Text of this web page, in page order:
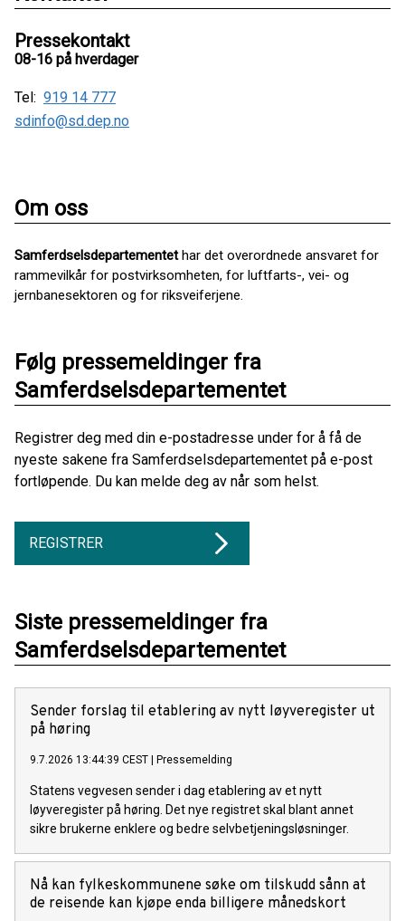
Pressekontakt
08-16 på hverdager
Tel: 919 14 777
sdinfo@sd.dep.no
Om oss
Samferdselsdepartementethar det overordnede ansvaret for
rammevilkår for postvirksomheten, for luftfarts-, vei- og
jernbanesektoren og for riksveiferjene.
Følg pressemeldinger fra
Samferdselsdepartementet
Registrer deg med din e-postadresse under for å få de
nyeste sakene fra Samferdselsdepartementet på e-post
fortløpende. Du kan melde deg av når som helst.
REGISTRER
Siste pressemeldinger fra
Samferdselsdepartementet
Sender forslag til etablering av nytt løyveregister ut
på høring
9.7.2026 13:44:39 CEST Pressemelding
Statens vegvesen sender i dag etablering av et nytt
løyveregister på høring. Det nye registret skal blant annet
sikre brukerne enklere og bedre selvbetjeningsløsninger.
Nå kan fylkeskommunene søke om tilskudd sånn at
de reisende kan kjøpe enda billigere månedskort